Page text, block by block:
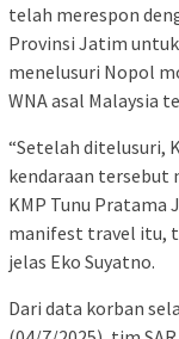
telah merespon
Provinsi Jatim
menelusuri Nopol
WNA asal Malaysia
“Setelah ditelusuri,
kendaraan tersebut
KMP Tunu Pratama
manifest travel itu,
jelas Eko Suyatno.
Dari data korban